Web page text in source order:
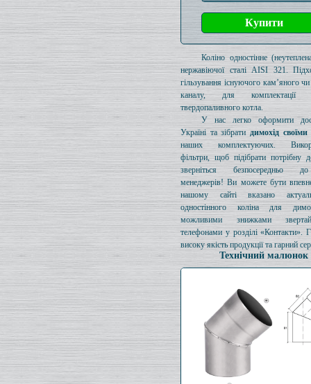
Коліно одностінне
нержавіючої сталі AISI 321.
гільзування існуючого кам’яного
каналу, для комплектації
твердопаливного котла.
У нас легко оформити
Україні та зібрати димохід
наших комплектуючих.
фільтри, щоб підібрати потрібну
зверніться безпосередньо
менеджерів! Ви можете бути
нашому сайті вказано
одностінного коліна для
можливими знижками
телефонами у розділі «Контакти».
високу якість продукції та гарний
Технічний малюнок